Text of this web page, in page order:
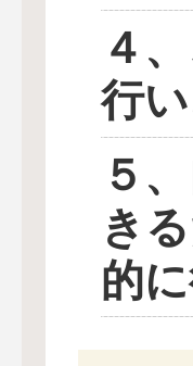
４
行い
５
き
的